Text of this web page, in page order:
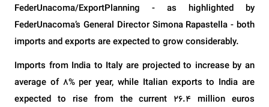
FederUnacoma/ExportPlanning - as highlighted by
FederUnacoma’s General Director Simona Rapastella - both
imports and exports are expected to grow considerably.
Imports from India to Italy are projected to increase by an
average of 8% per year, while Italian exports to India are
expected to rise from the current 26.4 million euros